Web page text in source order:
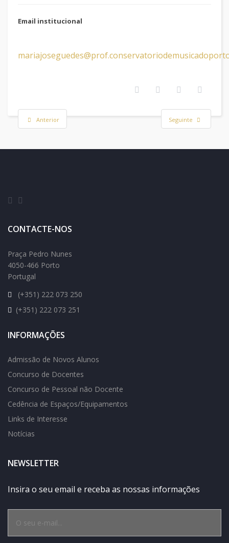
Email institucional
Anterior Seguinte
CONTACTE-NOS
Praça Pedro Nunes
4050-466 Porto
Portugal
(+351) 222 073 250
(+351) 222 073 251
INFORMAÇÕES
Admissão de Novos Alunos
Concurso de Docentes
Concurso de Pessoal não Docente
Cedência de Espaços/Equipamentos
Links de Interesse
Notícias
NEWSLETTER
Insira o seu email e receba as nossas informações